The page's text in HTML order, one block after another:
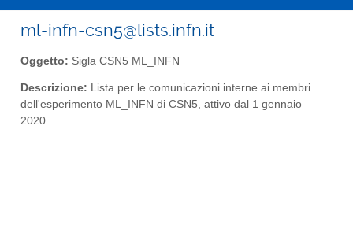
ml-infn-csn5@lists.infn.it
Oggetto: Sigla CSN5 ML_INFN
Descrizione: Lista per le comunicazioni interne ai membri
dell'esperimento ML_INFN di CSN5, attivo dal 1 gennaio
2020.